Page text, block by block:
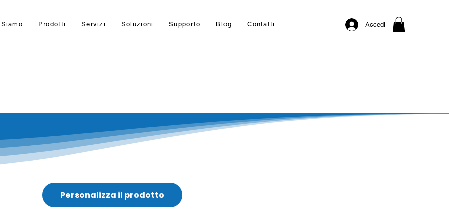
Prodotti Servizi Soluzioni Supporto Blog Contatti Accedi
Personalizza il prodotto